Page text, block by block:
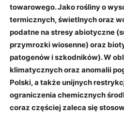
towarowego. Jako rośliny o
termicznych, świetlnych oraz
podatne na stresy abiotyczne
przymrozki wiosenne) oraz
patogenów i szkodników). W
klimatycznych oraz anomalii
Polski, a także unijnych
ograniczenia chemicznych
coraz częściej zaleca się